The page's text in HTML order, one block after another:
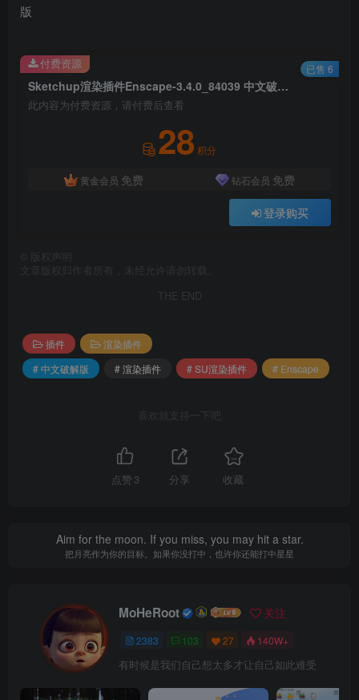
Sketchup渲染插件Enscape-3.4.0_84039 中文破解版
此内容为付费资源，请付费后查看
28 积分
黄金会员 免费 钻石会员 免费
登录购买
付费资源 已售 6
版权声明
文章版权归作者所有，未经允许请勿转载。
THE END
插件
渲染插件
# 中文破解版
# 渲染插件 # SU渲染插件 # Enscape
喜欢就支持一下吧
点赞 3 分享 收藏
Aim for the moon. If you miss, you may hit a star.
把月亮作为你的目标。如果你没打中，也许你还能打中星星
MoHeRoot 关注
2383 103 27 140W+
有时候是我们自己想太多才让自己如此难受